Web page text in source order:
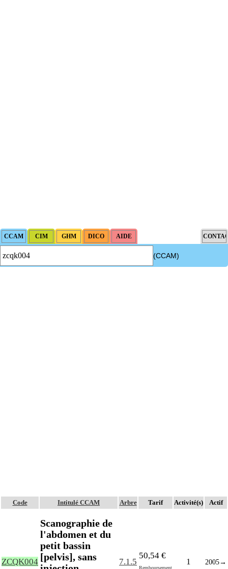
(CCAM)
Code Intitulé CCAM Arbre Tarif Activité(s) Actif
ZCQK004
Scanographie de
l'abdomen et du
petit bassin
[pelvis], sans
7.1.5
50,54 €
Remboursement
1 2005→